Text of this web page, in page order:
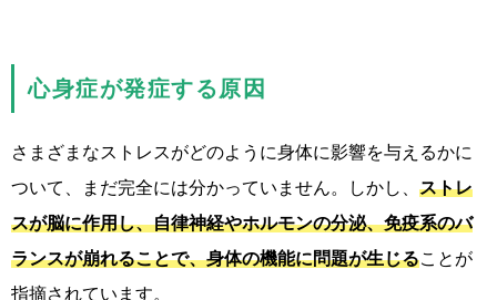
心身症が発症する原因
さまざまなストレスがどのように身体に影響を与えるかに
ついて、まだ完全には分かっていません。しかし、 ストレ
スが脳に作用し、自律神経やホルモンの分泌、免疫系のバ
ランスが崩れることで、身体の機能に問題が生じることが
指摘されています。